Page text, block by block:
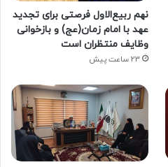
نهم ربیع‌الاول فرصتی برای تجدید
عهد با امام زمان(عج) و بازخوانی
وظایف منتظران است
23 ساعت پیش